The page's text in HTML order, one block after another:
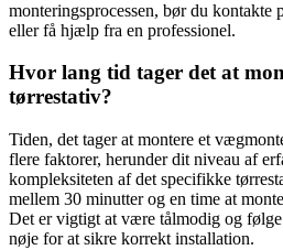
monteringsprocessen, bør du kontakte
eller få hjælp fra en professionel.
Hvor lang tid tager det at
tørrestativ?
Tiden, det tager at montere et
flere faktorer, herunder dit niveau af
kompleksiteten af det specifikke
mellem 30 minutter og en time at
Det er vigtigt at være tålmodig og
nøje for at sikre korrekt installation.